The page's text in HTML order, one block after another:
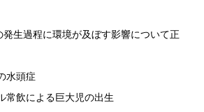
生過程に環境が及ぼす影響について正
水頭症
常飲による巨大児の出生